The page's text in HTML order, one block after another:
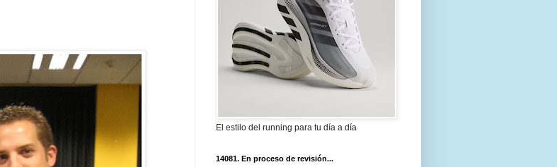
El estilo del running para tu día a día
14081. En proceso de revisión...